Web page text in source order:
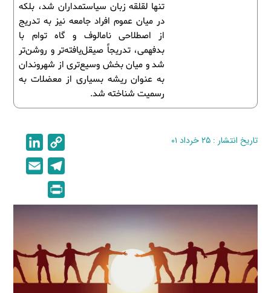
تنها لقلقه زبان سیاستمداران شد، بلکه
در میان عموم افراد جامعه نیز به تدریج
از اصطلاحی نامالوف و گاه توام با
بدفهمی، تدریجاً صیقل‌یافته‌تر و روشن‌تر
شد و میان بخش وسیع‌تری از شهروندان
به عنوان ریشه بسیاری از معضلات به
رسمیت شناخته شد.
تاریخ انتشار : ۲۵ خرداد ۰۱
o
p
y
L
k
i
n
e
d
n
e
l
e
g
r
a
m
r
i
t